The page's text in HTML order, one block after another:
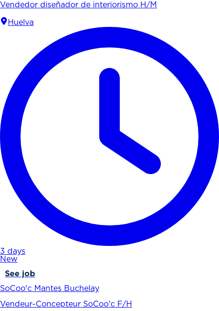
Vendedor diseñador de interiorismo H/M
Huelva
3 days
New
See job
SoCoo'c Mantes Buchelay
Vendeur-Concepteur SoCoo'c F/H